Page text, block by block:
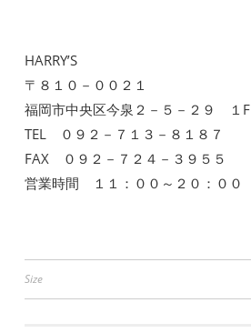
HARRY’S
〒８１０－００２１
福岡市中央区今泉２－５－２９ １F
TEL ０９２－７１３－８１８７
FAX ０９２－７２４－３９５５
営業時間 １１：００～２０：００
投
Size